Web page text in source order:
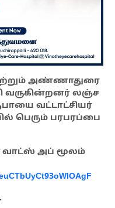
அண்ணாதுரை
வருகின்றனர் லஞ்ச
வட்டாட்சியர்
பெரும் பரபரப்பை
வாட்ஸ் அப் மூலம்